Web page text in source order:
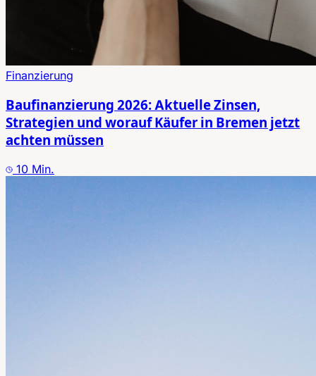
Finanzierung
Baufinanzierung 2026: Aktuelle Zinsen,
Strategien und worauf Käufer in Bremen jetzt
achten müssen
10 Min.